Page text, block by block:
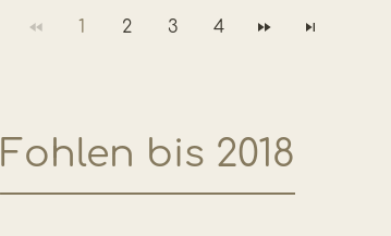
1 2 3 4
Fohlen bis 2018